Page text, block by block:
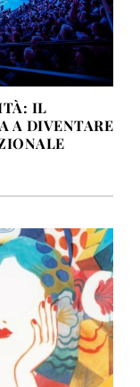
IL
A DIVENTARE